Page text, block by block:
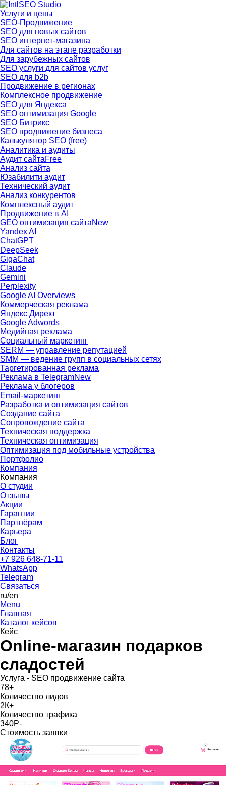
Услуги и цены
SEO-Продвижение
SEO для новых сайтов
SEO интернет-магазина
Для сайтов на этапе разработки
Для зарубежных сайтов
SEO услуги для сайтов услуг
SEO для b2b
Продвижение в регионах
Комплексное продвижение
SEO для Яндекса
SEO оптимизация Google
SEO Битрикс
SEO продвижение бизнеса
Калькулятор SEO (free)
Аналитика и аудиты
Аудит сайтаFree
Анализ сайта
Юзабилити аудит
Технический аудит
Анализ конкурентов
Комплексный аудит
Продвижение в AI
GEO оптимизация сайтаNew
Yandex AI
ChatGPT
DeepSeek
GigaChat
Claude
Gemini
Perplexity
Google AI Overviews
Коммерческая реклама
Яндекс Директ
Google Adwords
Медийная реклама
Социальный маркетинг
SERM — управление репутацией
SMM — ведение групп в социальных сетях
Таргетированная реклама
Реклама в TelegramNew
Реклама у блогеров
Email-маркетинг
Разработка и оптимизация сайтов
Создание сайта
Сопровождение сайта
Техническая поддержка
Техническая оптимизация
Оптимизация под мобильные устройства
Портфолио
Компания
Компания
О студии
Отзывы
Акции
Гарантии
Партнёрам
Карьера
Блог
Контакты
+7 926 648-71-11
WhatsApp
Telegram
Связаться
ru/en
Menu
Главная
Каталог кейсов
Кейс
Online-магазин подарков
сладостей
Услуга - SEO продвижение сайта
78+
Количество лидов
2К+
Количество трафика
340Р-
Стоимость заявки